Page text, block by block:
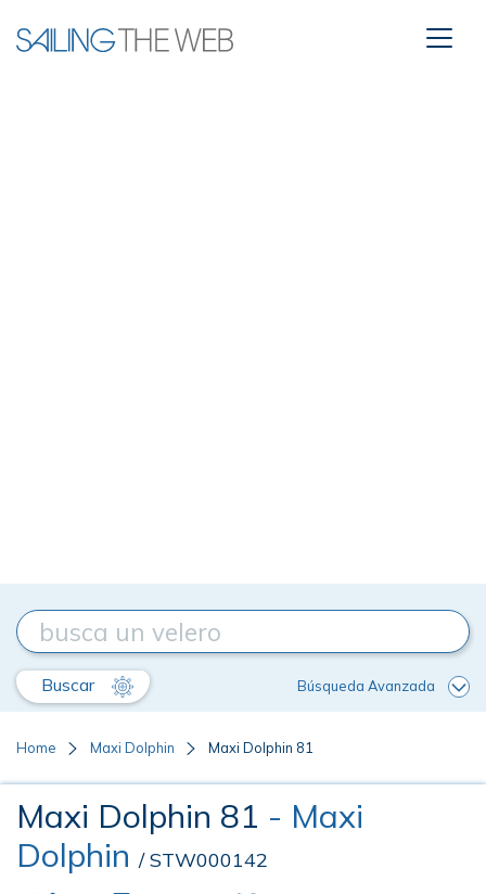
Buscar Búsqueda Avanzada
Home Maxi Dolphin Maxi Dolphin 81
Maxi Dolphin 81 - Maxi
Dolphin / STW000142